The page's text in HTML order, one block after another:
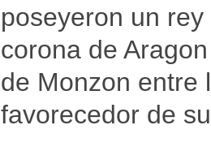
poseyeron un
corona de
de Monzon entre
favorecedor de